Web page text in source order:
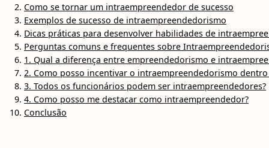
Como se tornar um intraempreendedor de sucesso
Exemplos de sucesso de intraempreendedorismo
Dicas práticas para desenvolver habilidades de
Perguntas comuns e frequentes sobre
1. Qual a diferença entre empreendedorismo e
2. Como posso incentivar o intraempreendedorismo
3. Todos os funcionários podem ser intraempreendedores?
4. Como posso me destacar como intraempreendedor?
Conclusão